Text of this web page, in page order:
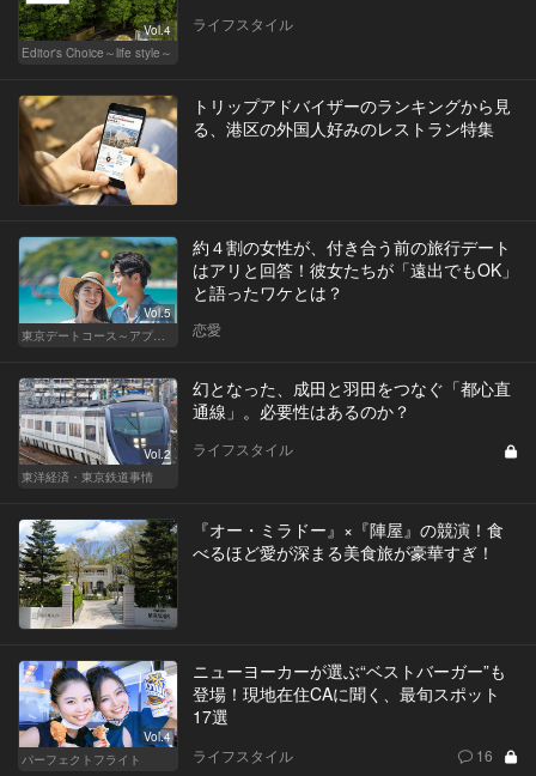
Vol.4
Editor's Choice～life style～
ライフスタイル
トリップアドバイザーのランキングから見
る、港区の外国人好みのレストラン特集
Vol.5
約４割の女性が、付き合う前の旅行デート
はアリと回答！彼女たちが「遠出でもOK」
と語ったワケとは？
恋愛
Vol.2
東洋経済・東京鉄道事情
幻となった、成田と羽田をつなぐ「都心直
通線」。必要性はあるのか？
ライフスタイル
『オー・ミラドー』×『陣屋』の競演！食
べるほど愛が深まる美食旅が豪華すぎ！
Vol.4
パーフェクトフライト
ニューヨーカーが選ぶ“ベストバーガー”も
登場！現地在住CAに聞く、最旬スポット
17選
ライフスタイル 16